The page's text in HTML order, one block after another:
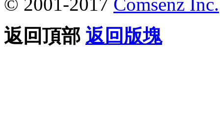
返回頂部 返回版塊